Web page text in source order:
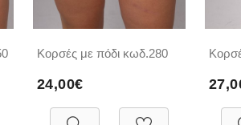
Κορσές με πόδι κωδ.280
24,00€